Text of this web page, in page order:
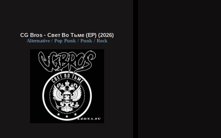
CG Bros - Свет Во Тьме (EP) (2026)
Alternative / Pop Punk / Punk / Rock